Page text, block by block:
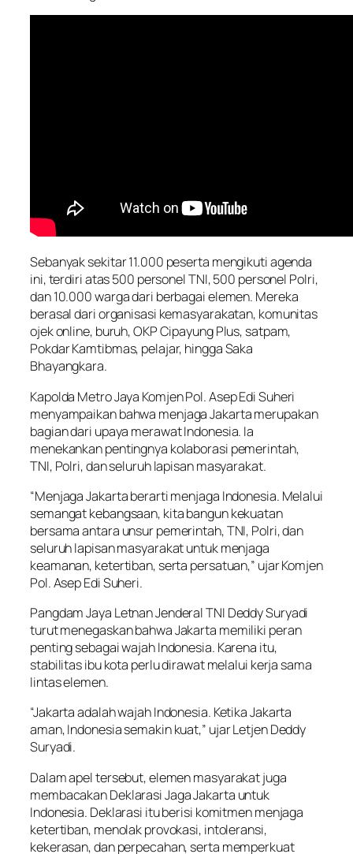
Sebanyak sekitar 11.000 peserta mengikuti agenda
ini, terdiri atas 500 personel TNI, 500 personel Polri,
dan 10.000 warga dari berbagai elemen. Mereka
berasal dari organisasi kemasyarakatan, komunitas
ojek online, buruh, OKP Cipayung Plus, satpam,
Pokdar Kamtibmas, pelajar, hingga Saka
Bhayangkara.
Kapolda Metro Jaya Komjen Pol. Asep Edi Suheri
menyampaikan bahwa menjaga Jakarta merupakan
bagian dari upaya merawat Indonesia. Ia
menekankan pentingnya kolaborasi pemerintah,
TNI, Polri, dan seluruh lapisan masyarakat.
“Menjaga Jakarta berarti menjaga Indonesia. Melalui
semangat kebangsaan, kita bangun kekuatan
bersama antara unsur pemerintah, TNI, Polri, dan
seluruh lapisan masyarakat untuk menjaga
keamanan, ketertiban, serta persatuan,” ujar Komjen
Pol. Asep Edi Suheri.
Pangdam Jaya Letnan Jenderal TNI Deddy Suryadi
turut menegaskan bahwa Jakarta memiliki peran
penting sebagai wajah Indonesia. Karena itu,
stabilitas ibu kota perlu dirawat melalui kerja sama
lintas elemen.
“Jakarta adalah wajah Indonesia. Ketika Jakarta
aman, Indonesia semakin kuat,” ujar Letjen Deddy
Suryadi.
Dalam apel tersebut, elemen masyarakat juga
membacakan Deklarasi Jaga Jakarta untuk
Indonesia. Deklarasi itu berisi komitmen menjaga
ketertiban, menolak provokasi, intoleransi,
kekerasan, dan perpecahan, serta memperkuat